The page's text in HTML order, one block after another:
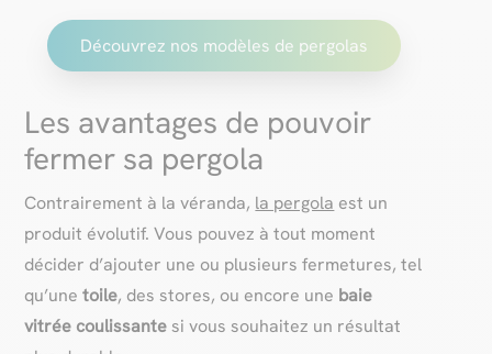
Découvrez nos modèles de pergolas
Les avantages de pouvoir
fermer sa pergola
Contrairement à la véranda, la pergola est un
produit évolutif. Vous pouvez à tout moment
décider d’ajouter une ou plusieurs fermetures, tel
qu’unetoile, des stores, ou encore une baie
vitrée coulissantesi vous souhaitez un résultat